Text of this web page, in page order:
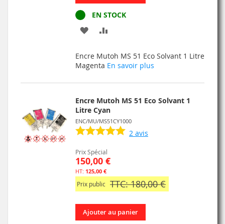
EN STOCK
AJOUTER
MA
LISTE
D’ENVIE
COMPARATEUR
Encre Mutoh MS 51 Eco Solvant 1 Litre
Magenta En savoir plus
Encre Mutoh MS 51 Eco Solvant 1
Litre Cyan
ENC/MU/MS51CY1000
2 avis
Prix Spécial
150,00 €
125,00 €
Prix public TTC: 180,00 €
Ajouter au panier